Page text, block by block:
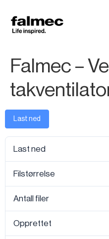
Falmec –
Last ned
Last ned
Filstørrelse
Antall filer
Opprettet